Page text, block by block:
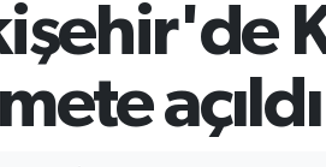
açıldı